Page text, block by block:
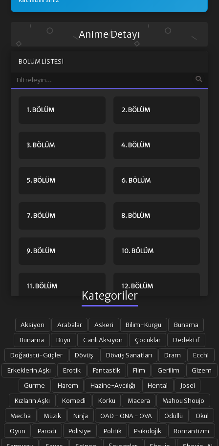
Anime Detayı
BÖLÜM LISTESI
1. BÖLÜM 2. BÖLÜM
3. BÖLÜM 4. BÖLÜM
5. BÖLÜM 6. BÖLÜM
7. BÖLÜM 8. BÖLÜM
9. BÖLÜM 10. BÖLÜM
11. BÖLÜM 12. BÖLÜM
13. BÖLÜM 14. BÖLÜM
15. BÖLÜM 16. BÖLÜM
17. BÖLÜM 18. BÖLÜM
19. BÖLÜM 20. BÖLÜM
Kategoriler
Aksiyon Arabalar Askeri Bilim-Kurgu
Bunama
Bunama
Büyü Canlı Aksiyon Çocuklar
Dedektif
Doğaüstü-Güçler
Dövüş Dövüş Sanatları Dram
Ecchi
Erkeklerin Aşkı
Erotik Fantastik Film Gerilim
Gizem
Gurme
Harem Hazine-Avcılığı Hentai
Josei
Kızların Aşkı
Komedi Korku Macera
Mahou Shoujo
Mecha
Müzik Ninja OAD - ONA - OVA Ödüllü
Okul
Oyun
Parodi Polisiye Politik Psikolojik
Romantizm